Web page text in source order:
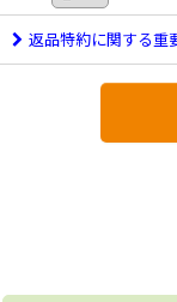
返品特約に関する重